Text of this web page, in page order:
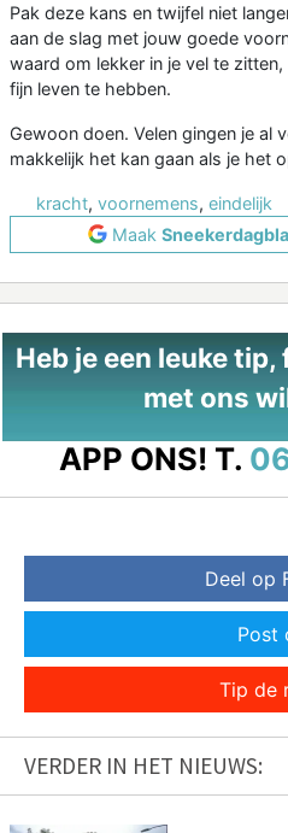
Pak deze kans en twijfel niet
aan de slag met jouw goede
waard om lekker in je vel te
fijn leven te hebben.
Gewoon doen. Velen gingen je al
makkelijk het kan gaan als je het
kracht, voornemens, eindelijk
Maak
Heb je een leuke
met ons
APP ONS! T.
Deel op
Post
Tip de
VERDER IN HET NIEUWS: